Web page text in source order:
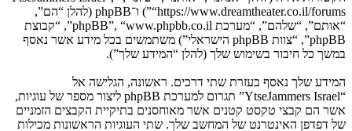
“https://www.dreamtheater.co.il/forums”) ו־phpBB (להלן “הם”,
“אותם”, “שלהם”, “מערכת phpBB”, “www.phpbb.co.il”, “קבוצת
phpBB”, “צוות phpBB הישראלי”) משתמשים בכל מידע אשר נאסף
במשך כל חיבור בשימוש שלך (להלן “המידע שלך”).
המידע שלך נאסף בעזרת שתי דרכים. ראשונה, הגלישה אל
“YtseJammers Israel” תגרום למערכת phpBB ליצור מספר של עוגיות,
אשר הם קבצי טקסט קטנים אשר מאוחסנים בתיקיית הקבצים הזמניים
של דפדפן האינטרנט של המחשב שלך. שתי העוגיות הראשונות מכילות